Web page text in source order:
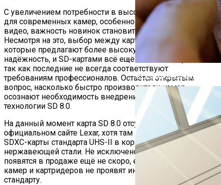
В ГИБДД Объяснили,
С увеличением потребности в высокоскоростной памяти
для современных камер, особенно для записи 8K RAW-
видео, важность новинок становится очевидной.
Несмотря на это, выбор между картами CFexpress,
которые предлагают более высокую скорость и
надёжность, и SD-картами всё ещё остаётся актуальным,
так как последние не всегда соответствуют
требованиям профессионалов. Остаётся открытым
вопрос, насколько быстро производители камер
осознают необходимость внедрения в свои устройства
технологии SD 8.0.
На данный момент карта SD 8.0 отсутствует на
официальном сайте Lexar, хотя там представлены новые
SDXC-карты стандарта UHS-II в корпусе из
нержавеющей стали. Не исключено, что карты SD 8.0
появятся в продаже ещё не скоро, если производители
камер и картридеров не проявят интереса к новому
стандарту.